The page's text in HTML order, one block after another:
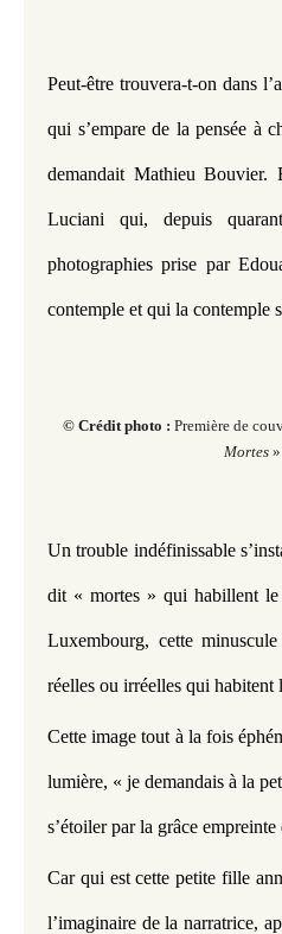
Peut-être trouvera-t-on dans
qui s’empare de la pensée à
demandait Mathieu Bouvier.
Luciani qui, depuis
photographies prise par
contemple et qui la contemple
© Crédit photo : Première de
Mortes
Un trouble indéfinissable
dit « mortes » qui habillent
Luxembourg, cette
réelles ou irréelles qui habitent
Cette image tout à la fois
lumière, « je demandais à la
s’étoiler par la grâce
Car qui est cette petite fille
l’imaginaire de la narratrice,